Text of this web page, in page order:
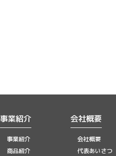
事業紹介
事業紹介
商品紹介
会社概要
会社概要
代表あいさつ